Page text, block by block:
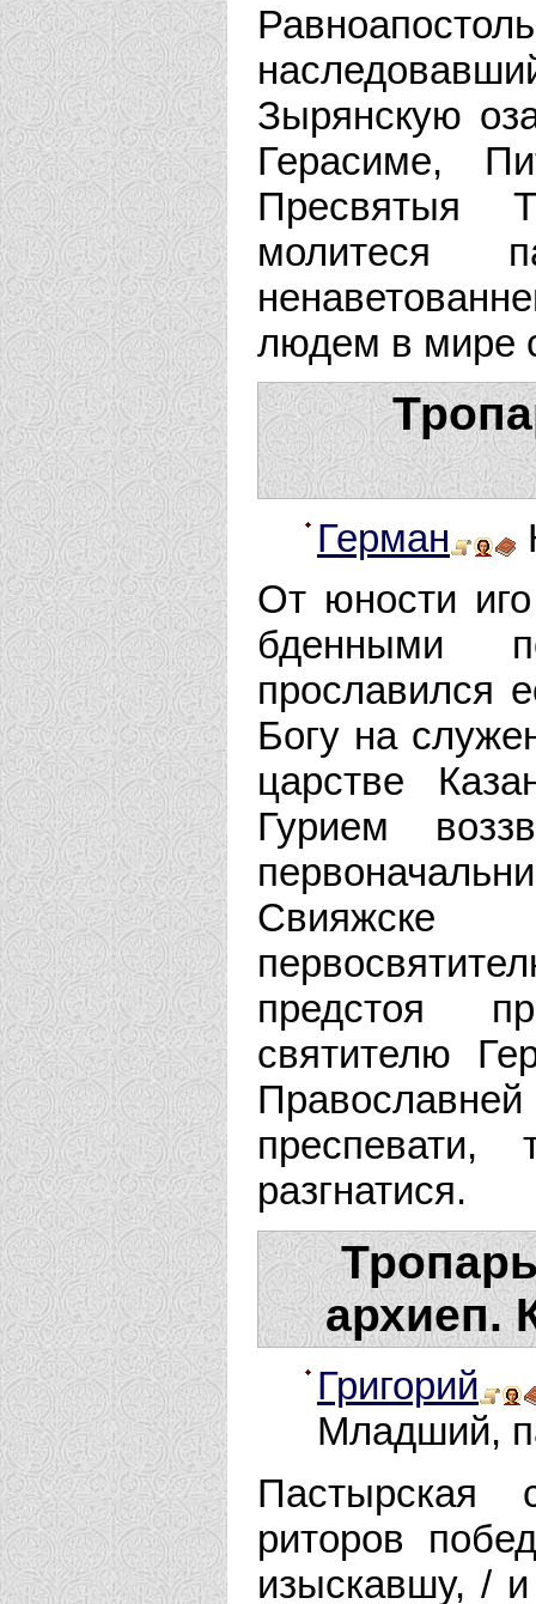
Зырянскую
Герасиме,
Пресвятыя
молитеся
людем в мире
Герман
От юности
бденными
прославился
Богу на
царстве
Гурием
предстоя
святителю
разгнатися.
архиеп.
Григорий
Младший,
Пастырская
риторов
изыскавшу, /